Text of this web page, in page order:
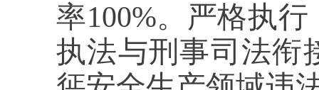
率100%。严格执
执法与刑事司法衔